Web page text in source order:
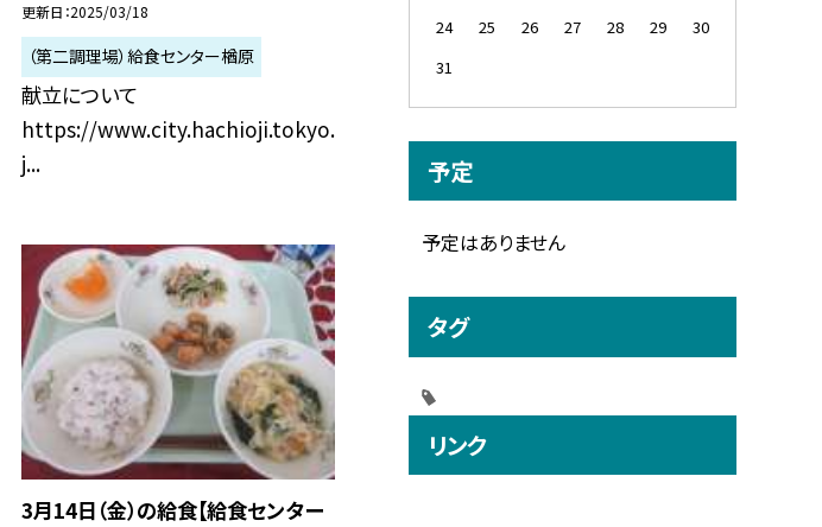
更新日 2025/03/18
（第二調理場）給食センター楢原
献立について
https://www.city.hachioji.tokyo.
j...
3月14日（金）の給食【給食センター
24
25 26 27 28 29
30
31
予定
予定はありません
タグ
リンク